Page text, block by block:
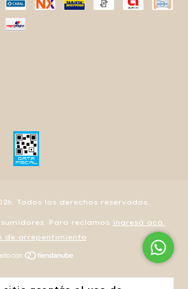
Todos los derechos reservados.
Para reclamos ingresá acá.
de arrepentimiento